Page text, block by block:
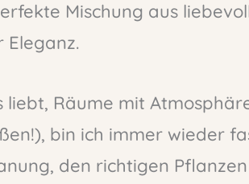
Mischung aus
Eleganz.
liebt, Räume mit
bin ich immer wieder
den richtigen